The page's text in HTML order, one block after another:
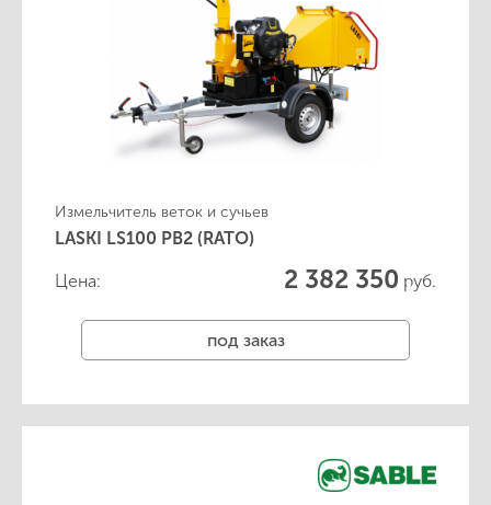
Измельчитель веток и сучьев
LASKI LS100 PB2 (RATO)
Цена: 2 382 350 руб.
под заказ